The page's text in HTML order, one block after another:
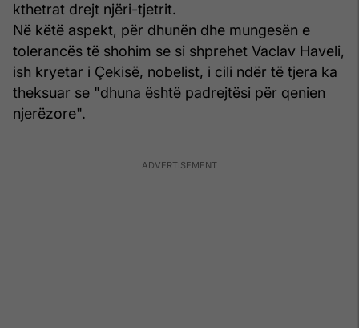
kthetrat drejt njëri-tjetrit.
Në këtë aspekt, për dhunën dhe mungesën e
tolerancës të shohim se si shprehet Vaclav Haveli,
ish kryetar i Çekisë, nobelist, i cili ndër të tjera ka
theksuar se "dhuna është padrejtësi për qenien
njerëzore".